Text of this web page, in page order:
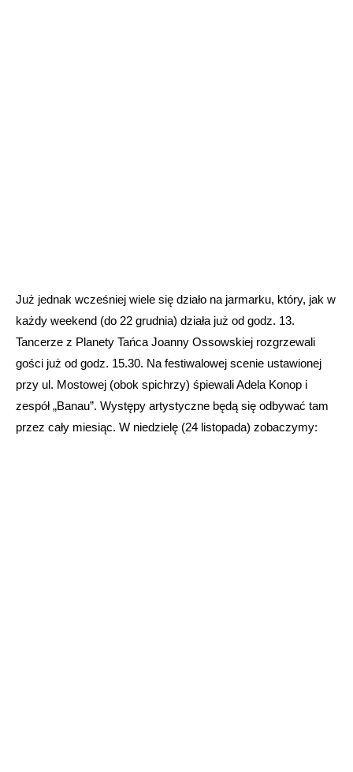
Już jednak wcześniej wiele się działo na jarmarku, który, jak w
każdy weekend (do 22 grudnia) działa już od godz. 13.
Tancerze z Planety Tańca Joanny Ossowskiej rozgrzewali
gości już od godz. 15.30. Na festiwalowej scenie ustawionej
przy ul. Mostowej (obok spichrzy) śpiewali Adela Konop i
zespół „Banau”. Występy artystyczne będą się odbywać tam
przez cały miesiąc. W niedzielę (24 listopada) zobaczymy: